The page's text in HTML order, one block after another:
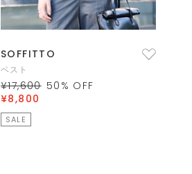
SOFFITTO
ベスト
¥17,600 50 % OFF
¥8,800
SALE